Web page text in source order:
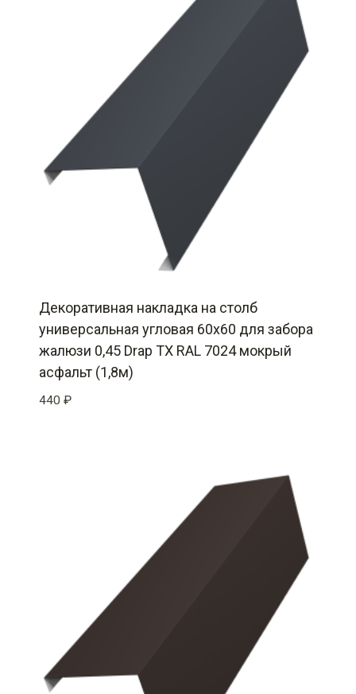
Декоративная накладка на столб
универсальная угловая 60х60 для забора
жалюзи 0,45 Drap TX RAL 7024 мокрый
асфальт (1,8м)
440 ₽